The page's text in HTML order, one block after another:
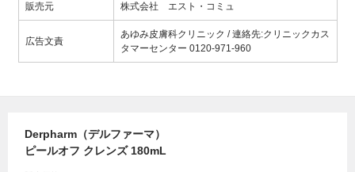
販売元 株式会社 エスト・コミュ
広告文責
あゆみ皮膚科クリニック / 連絡先:クリニックカス
タマーセンター 0120-971-960
Derpharm（デルファーマ）
ピールオフ クレンズ 180mL